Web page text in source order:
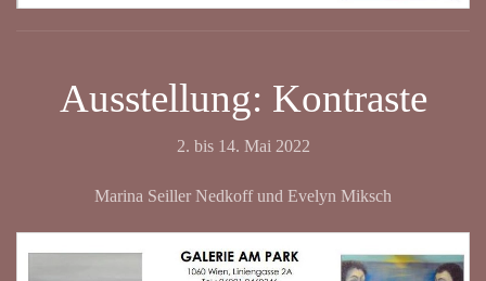
Ausstellung: Kontraste
2. bis 14. Mai 2022
Marina Seiller Nedkoff und Evelyn Miksch